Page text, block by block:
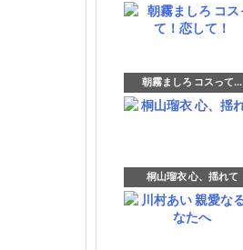
朝霧ましろ コスって...
桐山瑠衣 心、揺れて